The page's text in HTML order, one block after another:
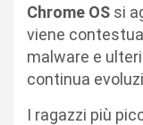
Chrome OS si
viene
malware e
continua
I ragazzi più